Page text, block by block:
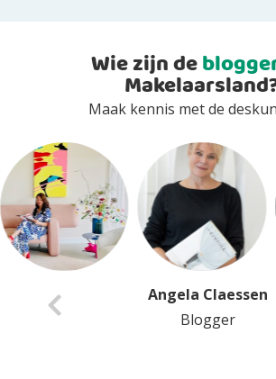
Wie zijn de
Maak kennis met de
Anita Van Delft
Blogger